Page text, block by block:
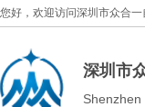
您好，欢迎访问深圳市众合一
Shenzhen
深圳市